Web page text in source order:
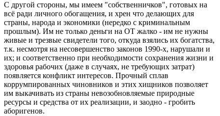
С другой стороны, мы имеем "собственничков", готовых на
всё ради личного обогащения, и хрен что делающих для
страны, народа и экономики (нередко с криминальным
прошлым). Им не только деньги на ОТ жалко - им не нужны
живые и трезвые свидетели того, откуда взялись их богатства,
т.к. несмотря на несовершенство законов 1990-х, нарушали и
их; и соответственно при необходимости сохранения жизни и
здоровья рабочих (даже в случаях, не требующих затрат)
появляется конфликт интересов. Прочный сплав
коррумпированных чиновников и этих хищников позволяет
им выкачивать из страны невозобновляемые природные
ресурсы и средства от их реализации, и заодно - гробить
аборигенов.